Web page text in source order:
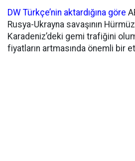
DW Türkçe’nin aktardığına göre
Rusya-Ukrayna savaşının
Karadeniz’deki gemi trafiğini
fiyatların artmasında önemli bir